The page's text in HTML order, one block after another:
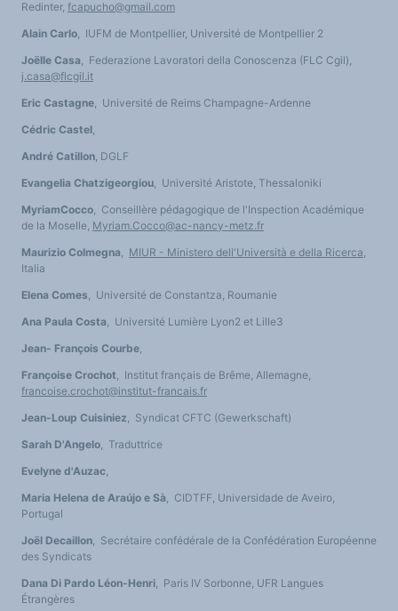
Redinter, fcapucho@gmail.com
Alain Carlo, IUFM de Montpellier, Université de Montpellier 2
Joëlle Casa, Federazione Lavoratori della Conoscenza (FLC Cgil),
j.casa@flcgil.it
Eric Castagne, Université de Reims Champagne-Ardenne
Cédric Castel,
André Catillon, DGLF
Evangelia Chatzigeorgiou, Université Aristote, Thessaloniki
MyriamCocco, Conseillère pédagogique de l'Inspection Académique
de la Moselle, Myriam.Cocco@ac-nancy-metz.fr
Maurizio Colmegna, MIUR - Ministero dell'Università e della Ricerca,
Italia
Elena Comes, Université de Constantza, Roumanie
Ana Paula Costa, Université Lumière Lyon2 et Lille3
Jean- François Courbe,
Françoise Crochot, Institut français de Brême, Allemagne,
francoise.crochot@institut-francais.fr
Jean-Loup Cuisiniez, Syndicat CFTC (Gewerkschaft)
Sarah D'Angelo, Traduttrice
Evelyne d'Auzac,
Maria Helena de Araújo e Sà, CIDTFF, Universidade de Aveiro,
Portugal
Joël Decaillon, Secrétaire confédérale de la Confédération Européenne
des Syndicats
Dana Di Pardo Léon-Henri, Paris IV Sorbonne, UFR Langues
Étrangères